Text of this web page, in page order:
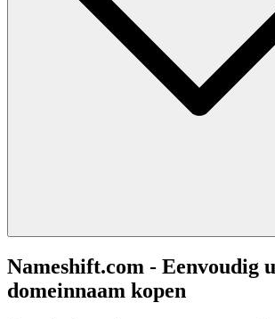
Nameshift.com - Eenvoudig
domeinnaam kopen